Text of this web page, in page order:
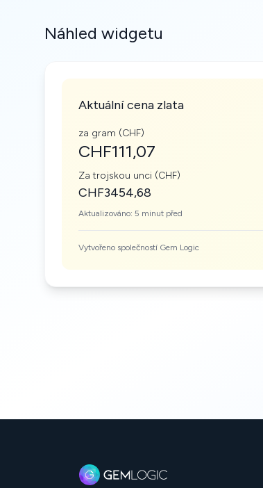
Náhled widgetu
Aktuální cena zlata
za gram (CHF)
CHF111,07
Za trojskou unci (CHF)
CHF3454,68
Aktualizováno: 5 minut před
Vytvořeno společností Gem Logic